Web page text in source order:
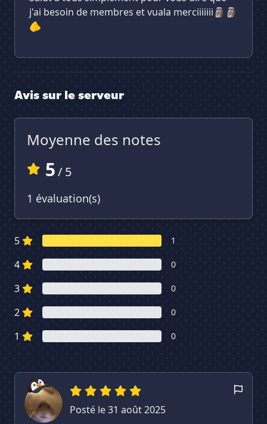
j'ai besoin de membres et vuala merciiiiiii🗿🗿
🫵
Avis sur le serveur
Moyenne des notes
5/ 5
1 évaluation(s)
5 1
4 0
3 0
2 0
1 0
Posté le 31 août 2025